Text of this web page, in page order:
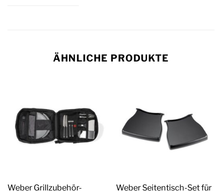
ÄHNLICHE PRODUKTE
Weber Grillzubehör- Weber Seitentisch-Set für